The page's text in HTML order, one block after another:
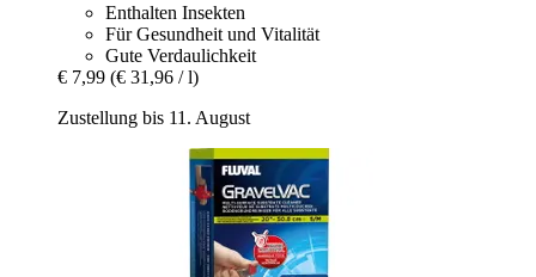
Enthalten Insekten
Für Gesundheit und Vitalität
Gute Verdaulichkeit
€ 7,99 (€ 31,96 / l)
Zustellung bis 11. August